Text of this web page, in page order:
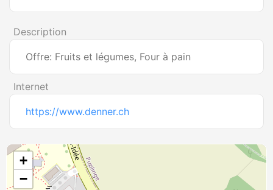
Description
Offre: Fruits et légumes, Four à pain
Internet
https://www.denner.ch
+
−